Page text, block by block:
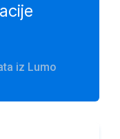
iz Lumo